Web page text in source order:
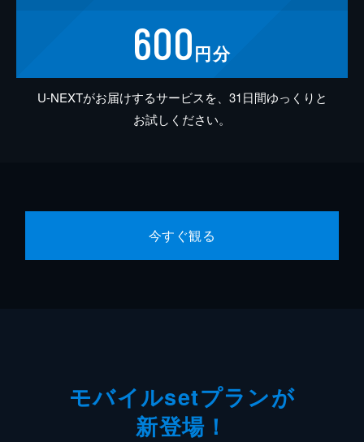
600円分
U-NEXTがお届けするサービスを、31日間ゆっくりと
お試しください。
今すぐ観る
モバイルsetプランが
新登場！